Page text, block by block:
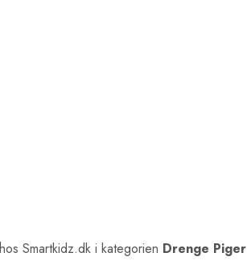
hos Smartkidz.dk i kategorien Drenge Piger